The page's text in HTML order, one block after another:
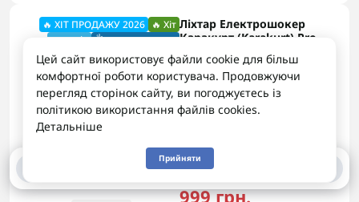
0
🔥 ХІТ ПРОДАЖУ 2026 🔥 Хіт
🔥 акція 👌 рекомендуємо
Ліхтар Електрошокер
Каракурт (Karakurt) Pro
88
999 грн.
Цей сайт використовує файли cookie для більш
комфортної роботи користувача. Продовжуючи
перегляд сторінок сайту, ви погоджуєтесь із
політикою використання файлів cookies.
Детальніше
Прийняти